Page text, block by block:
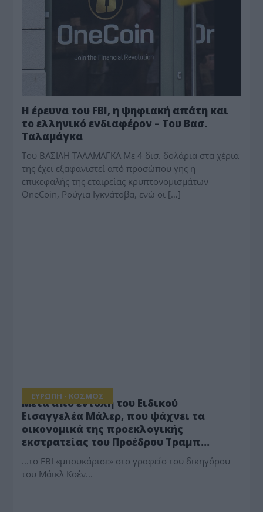
Η έρευνα του FBI, η ψηφιακή απάτη και
το ελληνικό ενδιαφέρον – Του Βασ.
Ταλαμάγκα
Του ΒΑΣΙΛΗ ΤΑΛΑΜΑΓΚΑ Με 4 δισ. δολάρια στα χέρια
της έχει εξαφανιστεί από προσώπου γης η
επικεφαλής της εταιρείας κρυπτονομισμάτων
OneCoin, Ρούγια Ιγκνάτοβα, ενώ οι […]
ΕΥΡΩΠΗ - ΚΟΣΜΟΣ
Μετά από εντολή του Ειδικού
Εισαγγελέα Μάλερ, που ψάχνει τα
οικονομικά της προεκλογικής
εκστρατείας του Προέδρου Τραμπ…
...το FBI «μπουκάρισε» στο γραφείο του δικηγόρου
του Μάικλ Κοέν...